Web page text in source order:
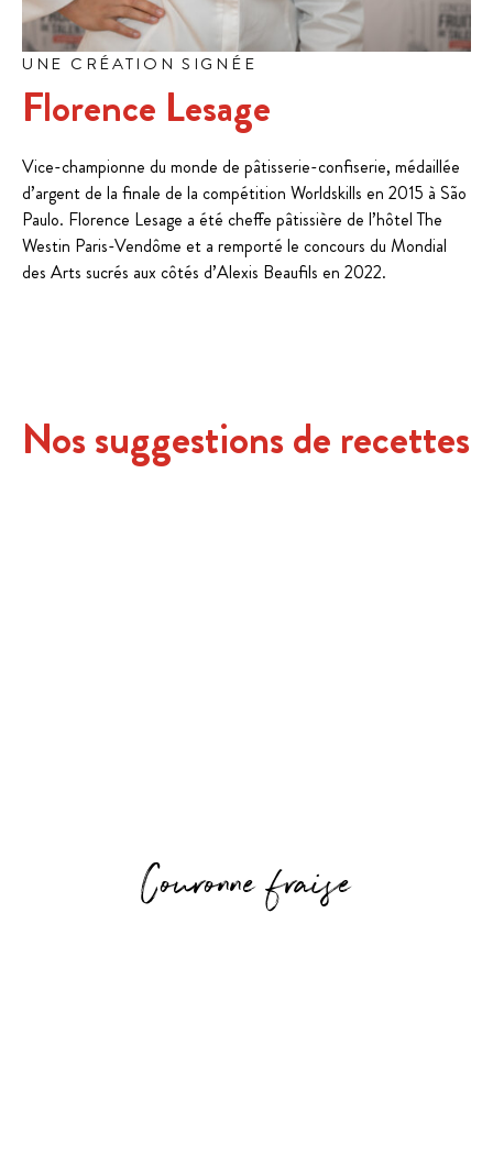
UNE CRÉATION SIGNÉE
Florence Lesage
Vice-championne du monde de pâtisserie-confiserie, médaillée
d’argent de la finale de la compétition Worldskills en 2015 à São
Paulo. Florence Lesage a été cheffe pâtissière de l’hôtel The
Westin Paris-Vendôme et a remporté le concours du Mondial
des Arts sucrés aux côtés d’Alexis Beaufils en 2022.
Nos suggestions de recettes
Couronne fraise